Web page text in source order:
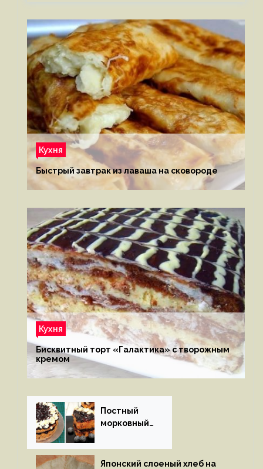
Кухня
Быстрый завтрак из лаваша на сковороде
Кухня
Бисквитный торт «Галактика» с творожным
кремом
Постный
морковный
Японский слоеный хлеб на